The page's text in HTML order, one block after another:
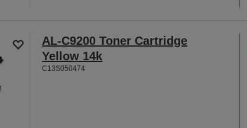
AL-C9200 Toner Cartridge
Yellow 14k
C13S050474